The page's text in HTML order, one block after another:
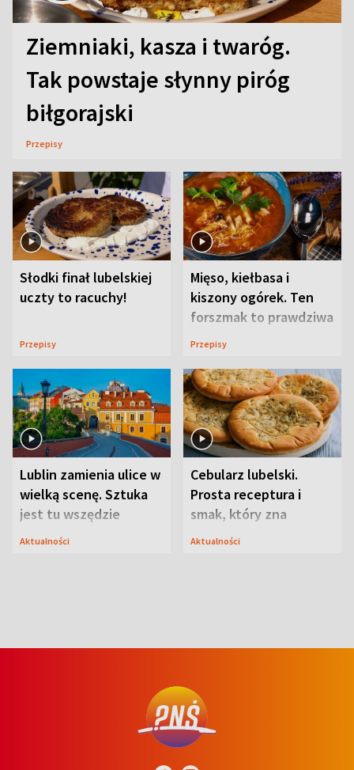
Ziemniaki, kasza i twaróg.
Tak powstaje słynny piróg
biłgorajski
Przepisy
Słodki finał lubelskiej
uczty to racuchy!
Przepisy
Mięso, kiełbasa i
kiszony ogórek. Ten
forszmak to prawdziwa
uczta
Przepisy
Lublin zamienia ulice w
wielką scenę. Sztuka
jest tu wszędzie
Aktualności
Cebularz lubelski.
Prosta receptura i
smak, który zna
Lubelszczyzna
Aktualności